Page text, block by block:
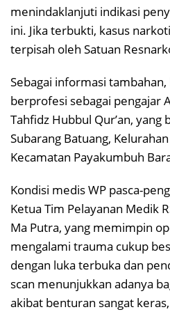
menindaklanjuti indikasi
ini. Jika terbukti, kasus
terpisah oleh Satuan
Sebagai informasi
berprofesi sebagai pengajar
Tahfidz Hubbul Qur’an, yang
Subarang Batuang,
Kecamatan Payakumbuh
Kondisi medis WP pasca-
Ketua Tim Pelayanan Medik
Ma Putra, yang memimpin
mengalami trauma cukup
dengan luka terbuka dan
scan menunjukkan adanya
akibat benturan sangat